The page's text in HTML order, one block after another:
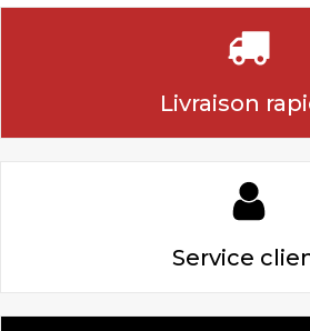
Livraison
Service